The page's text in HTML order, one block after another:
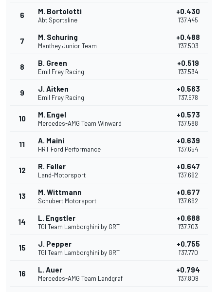
6 M. Bortolotti
Abt Sportsline
+0.430
1'37.445
7 M. Schuring
Manthey Junior Team
+0.488
1'37.503
8 B. Green
Emil Frey Racing
+0.519
1'37.534
9 J. Aitken
Emil Frey Racing
+0.563
1'37.578
10 M. Engel
Mercedes-AMG Team Winward
+0.573
1'37.588
11 A. Maini
HRT Ford Performance
+0.639
1'37.654
12 R. Feller
Land-Motorsport
+0.647
1'37.662
13 M. Wittmann
Schubert Motorsport
+0.677
1'37.692
14 L. Engstler
TGI Team Lamborghini by GRT
+0.688
1'37.703
15 J. Pepper
TGI Team Lamborghini by GRT
+0.755
1'37.770
16 L. Auer
Mercedes-AMG Team Landgraf
+0.794
1'37.809